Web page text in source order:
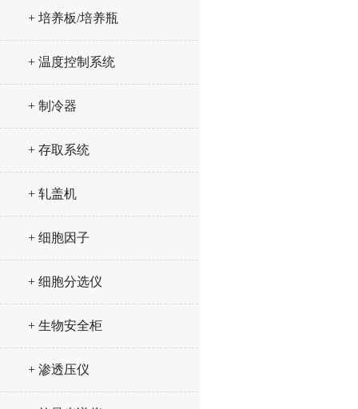
+ 培养板/培养瓶
+ 温度控制系统
+ 制冷器
+ 存取系统
+ 轧盖机
+ 细胞因子
+ 细胞分选仪
+ 生物安全柜
+ 渗透压仪